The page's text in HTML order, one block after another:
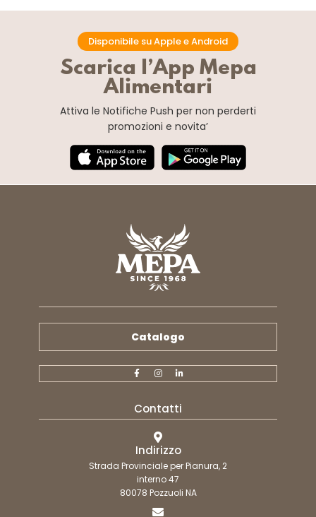
Disponibile su Apple e Android
Scarica l’App Mepa
Alimentari
Attiva le Notifiche Push per non perderti
promozioni e novita’
Catalogo
Contatti
Indirizzo
Strada Provinciale per Pianura, 2
interno 47
80078 Pozzuoli NA